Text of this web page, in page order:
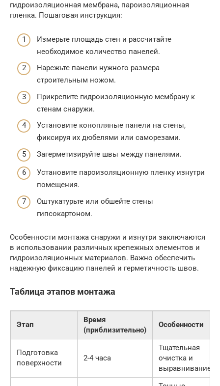
гидроизоляционная мембрана, пароизоляционная
пленка. Пошаговая инструкция:
Измерьте площадь стен и рассчитайте
необходимое количество панелей.
Нарежьте панели нужного размера
строительным ножом.
Прикрепите гидроизоляционную мембрану к
стенам снаружи.
Установите конопляные панели на стены,
фиксируя их дюбелями или саморезами.
Загерметизируйте швы между панелями.
Установите пароизоляционную пленку изнутри
помещения.
Оштукатурьте или обшейте стены
гипсокартоном.
Особенности монтажа снаружи и изнутри заключаются
в использовании различных крепежных элементов и
гидроизоляционных материалов. Важно обеспечить
надежную фиксацию панелей и герметичность швов.
Таблица этапов монтажа
Этап
Время
(приблизительно)
Особенности
Подготовка
поверхности
2-4 часа
Тщательная
очистка и
выравнивание